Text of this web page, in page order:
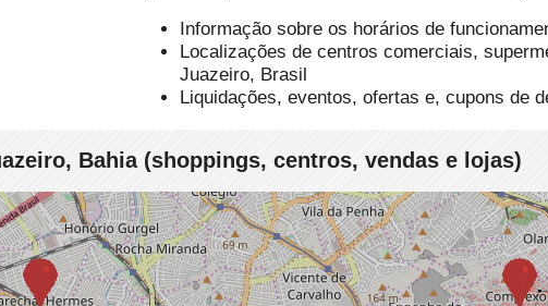
Informação sobre os horários de
Localizações de centros comerciais,
Juazeiro, Brasil
Liquidações, eventos, ofertas e, cupons de
Bahia (shoppings, centros, vendas e lojas)